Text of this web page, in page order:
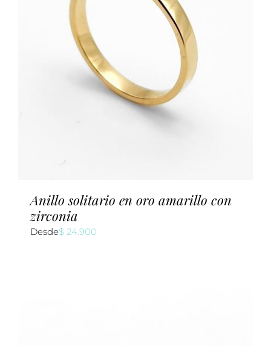
Anillo solitario en oro amarillo con
zirconia
Desde$ 24.900